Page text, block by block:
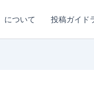
について 投稿ガイド